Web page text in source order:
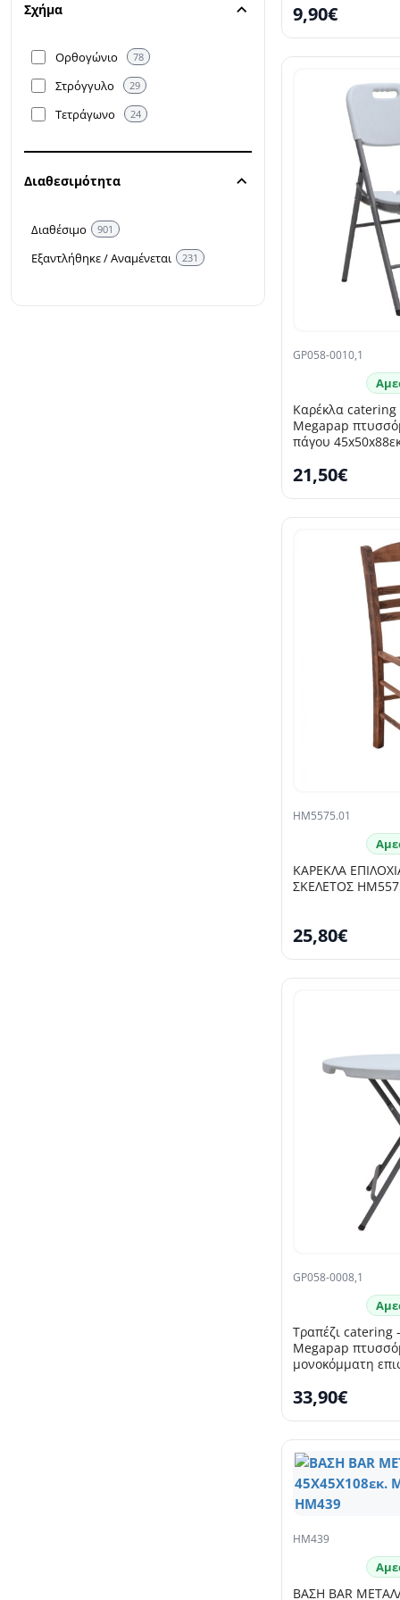
Σχήμα
Ορθογώνιο 78
Στρόγγυλο 29
Τετράγωνο 24
Διαθεσιμότητα
Διαθέσιμο 901
Εξαντλήθηκε / Αναμένεται 231
9,90€
GP058-0010,1
Καρέκλα catering
Megapap
πάγου
21,50€
HM5575.01
ΚΑΡΕΚΛΑ
ΣΚΕΛΕΤΟΣ
25,80€
GP058-0008,1
Τραπέζι catering
Megapap
μονοκόμματη
33,90€
HM439
ΒΑΣΗ BAR